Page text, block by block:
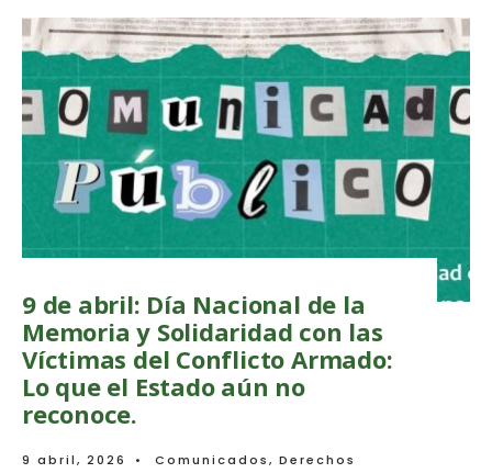
9 de abril: Día Nacional de la
Memoria y Solidaridad con las
Víctimas del Conflicto Armado:
Lo que el Estado aún no
reconoce.
9 abril, 2026 • Comunicados, Derechos